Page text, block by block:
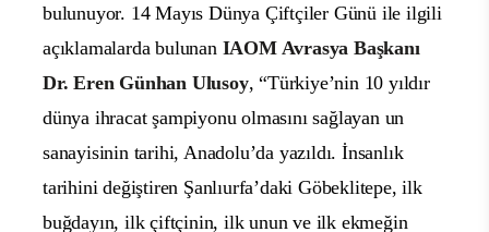
bulunuyor. 14 Mayıs Dünya Çiftçiler Günü ile ilgili
açıklamalarda bulunan IAOM Avrasya Başkanı
Dr. Eren Günhan Ulusoy, “Türkiye’nin 10 yıldır
dünya ihracat şampiyonu olmasını sağlayan un
sanayisinin tarihi, Anadolu’da yazıldı. İnsanlık
tarihini değiştiren Şanlıurfa’daki Göbeklitepe, ilk
buğdayın, ilk çiftçinin, ilk unun ve ilk ekmeğin